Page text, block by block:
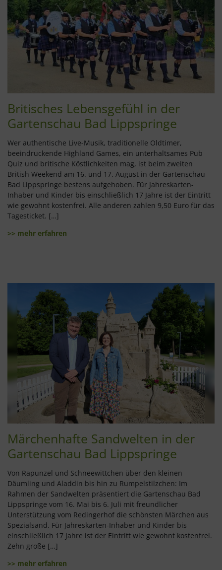
Britisches Lebensgefühl in der
Gartenschau Bad Lippspringe
Wer authentische Live-Musik, traditionelle Oldtimer,
beeindruckende Highland Games, ein unterhaltsames Pub
Quiz und britische Köstlichkeiten mag, ist beim zweiten
British Weekend am 16. und 17. August in der Gartenschau
Bad Lippspringe bestens aufgehoben. Für Jahreskarten-
Inhaber und Kinder bis einschließlich 17 Jahre ist der Eintritt
wie gewohnt kostenfrei. Alle anderen zahlen 9,50 Euro für das
Tagesticket. […]
>> mehr erfahren
Märchenhafte Sandwelten in der
Gartenschau Bad Lippspringe
Von Rapunzel und Schneewittchen über den kleinen
Däumling und Aladdin bis hin zu Rumpelstilzchen: Im
Rahmen der Sandwelten präsentiert die Gartenschau Bad
Lippspringe vom 16. Mai bis 6. Juli mit freundlicher
Unterstützung vom Redingerhof die schönsten Märchen aus
Spezialsand. Für Jahreskarten-Inhaber und Kinder bis
einschließlich 17 Jahre ist der Eintritt wie gewohnt kostenfrei.
Zehn große […]
>> mehr erfahren